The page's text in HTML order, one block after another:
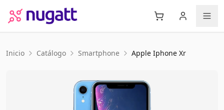
Inicio Catálogo Smartphone Apple Iphone Xr